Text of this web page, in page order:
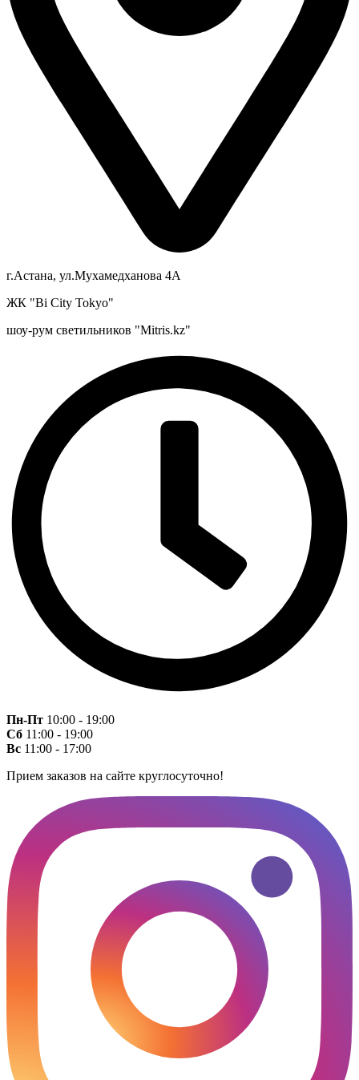
г.Астана, ул.Мухамедханова 4А
ЖК "Bi City Tokyo"
шоу-рум светильников "Mitris.kz"
Пн-Пт 10:00 - 19:00
Сб 11:00 - 19:00
Вс 11:00 - 17:00
Прием заказов на сайте круглосуточно!